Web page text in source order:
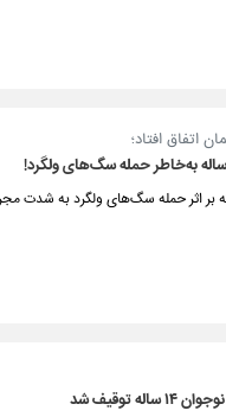
اتفاق افتاد؛
توقیف شد